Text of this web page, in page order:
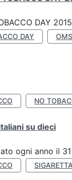
DAY 2015
DAY OMS
NO
su dieci
ogni anno il 31